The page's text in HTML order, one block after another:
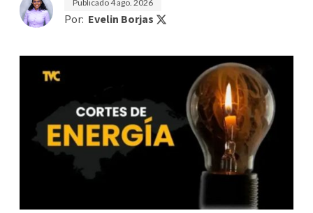
Publicado4 ago. 2026
Por: Evelin Borjas